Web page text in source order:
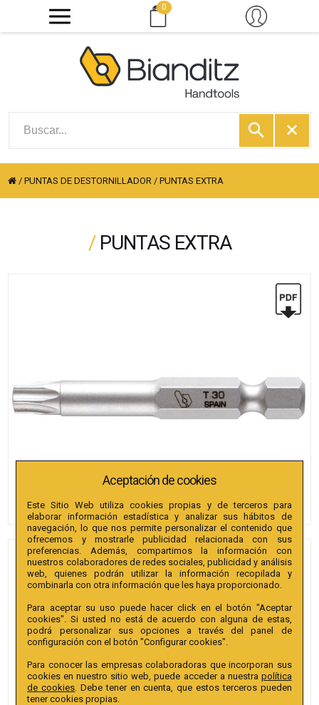
0
/PUNTAS DE DESTORNILLADOR /PUNTAS EXTRA
/ PUNTAS EXTRA
PUNTAS BIANDITZ
HEXAGONAL 5 X 50MM 1/4"
Referencia:239745
Colección
Punta Hex. 50mm 1/4" Extra.
EAN13:
Aceptación de cookies
Este Sitio Web utiliza cookies propias y de terceros para
elaborar información estadística y analizar sus hábitos de
navegación, lo que nos permite personalizar el contenido que
ofrecemos y mostrarle publicidad relacionada con sus
preferencias. Además, compartimos la información con
nuestros colaboradores de redes sociales, publicidad y análisis
web, quienes podrán utilizar la información recopilada y
combinarla con otra información que les haya proporcionado.
Para aceptar su uso puede hacer click en el botón "Aceptar
cookies". Si usted no está de acuerdo con alguna de estas,
podrá personalizar sus opciones a través del panel de
configuración con el botón "Configurar cookies".
Para conocer las empresas colaboradoras que incorporan sus
cookies en nuestro sitio web, puede acceder a nuestra política
de cookies . Debe tener en cuenta, que estos terceros pueden
tener cookies propias.